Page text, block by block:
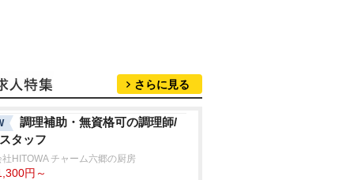
さらに見る
調理補助・無資格可の調理師/
タッフ
HITOWA チャーム六郷の厨房
円～